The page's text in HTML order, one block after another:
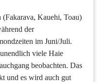
Kauehi, Toau)
der
im Juni/Juli.
viele Haie
beobachten. Das
und es wird auch gut